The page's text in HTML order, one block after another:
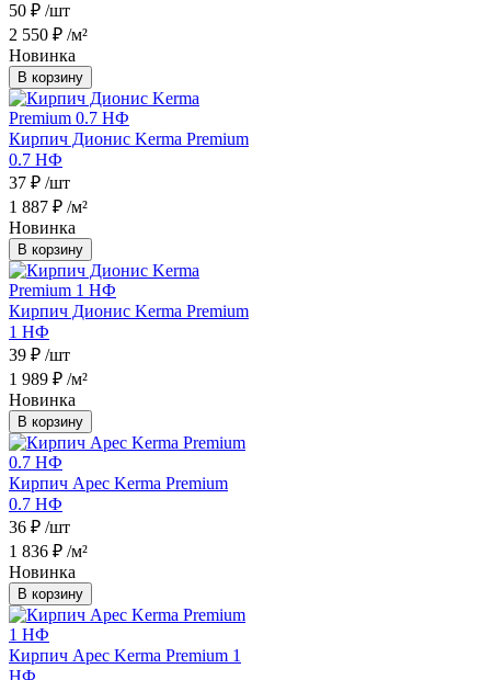
50 ₽ /шт
2 550 ₽ /м²
Новинка
В корзину
Кирпич Дионис Kerma Premium
0.7 НФ
37 ₽ /шт
1 887 ₽ /м²
Новинка
В корзину
Кирпич Дионис Kerma Premium
1 НФ
39 ₽ /шт
1 989 ₽ /м²
Новинка
В корзину
Кирпич Арес Kerma Premium
0.7 НФ
36 ₽ /шт
1 836 ₽ /м²
Новинка
В корзину
Кирпич Арес Kerma Premium 1
НФ